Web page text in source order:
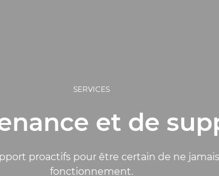
SERVICES
et de
proactifs pour être certain de ne
fonctionnement.